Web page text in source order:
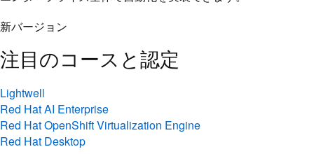
注目のコースと認定
Lightwell
Red Hat AI Enterprise
Red Hat OpenShift Virtualization Engine
Red Hat Desktop
すべての Red Hat 製品を見る